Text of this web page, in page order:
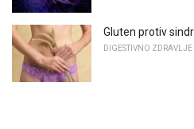
Gluten protiv
DIGESTIVNO ZDRAVLJE